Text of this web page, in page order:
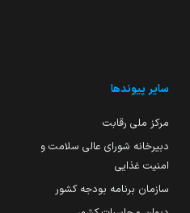
سایر پیوندها
مرکز ملی رقابت
دبیرخانه شورای عالی سلامت و
امنیت غذایی
سازمان برنامه بودجه کشور